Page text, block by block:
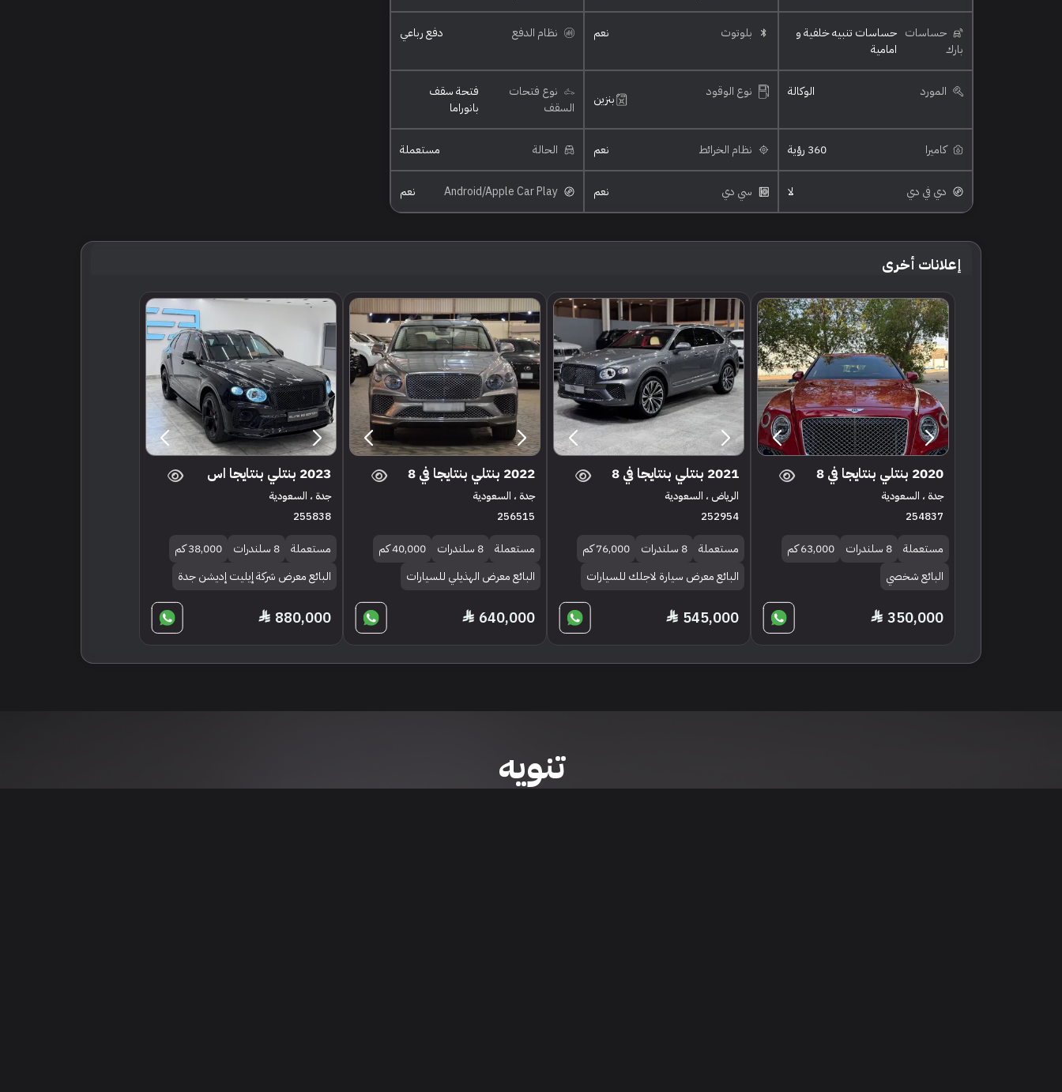
حساسات
بارك
حساسات تنبيه خلفية و
امامية
بلوتوث نعم نظام الدفع دفع رباعي
المورد الوكالة نوع الوقود بنزين
نوع فتحات
السقف
فتحة سقف
بانوراما
كاميرا 360 رؤية نظام الخرائط نعم الحالة مستعملة
دي في دي لا سي دي نعم نعم
إعلانات أخرى
2020 بنتلي بنتايجا في 8
جدة ، السعودية
254837
مستعملة 8 سلندرات
63,000 كم
البائع شخصي
350,000
2021 بنتلي بنتايجا في 8
الرياض ، السعودية
252954
مستعملة 8 سلندرات
76,000 كم
البائع معرض سيارة لاجلك للسيارات
545,000
2022 بنتلي بنتايجا في 8
جدة ، السعودية
256515
مستعملة 8 سلندرات
40,000 كم
البائع معرض الهذيلي للسيارات
640,000
2023 بنتلي بنتايجا اس
جدة ، السعودية
255838
مستعملة 8 سلندرات
38,000 كم
البائع معرض شركة إيليت إديشن جدة
880,000
تنويه